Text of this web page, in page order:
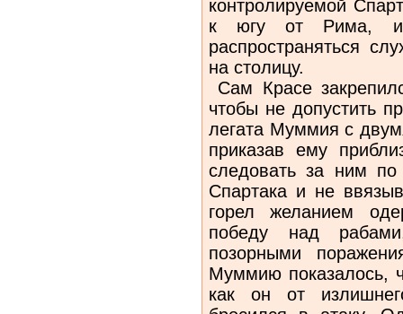
контролируемой
к югу от Рима,
распространяться
на столицу.
Сам Красе
чтобы не допустить
легата Муммия с
приказав ему
следовать за ним
Спартака и не
горел желанием
победу над
позорными
Муммию показалось,
как он от